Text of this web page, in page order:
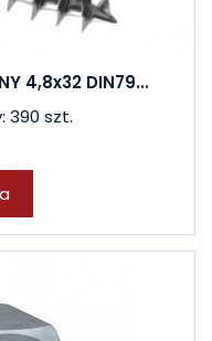
4,8x32 DIN79...
390 szt.